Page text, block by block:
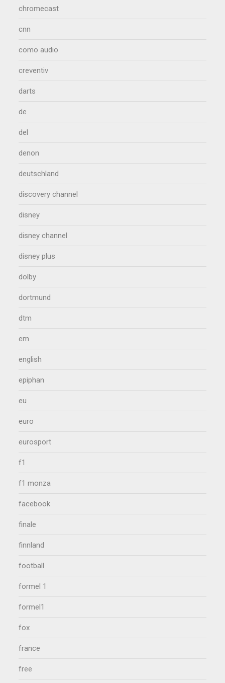
chromecast
cnn
como audio
creventiv
darts
de
del
denon
deutschland
discovery channel
disney
disney channel
disney plus
dolby
dortmund
dtm
em
english
epiphan
eu
euro
eurosport
f1
f1 monza
facebook
finale
finnland
football
formel 1
formel1
fox
france
free